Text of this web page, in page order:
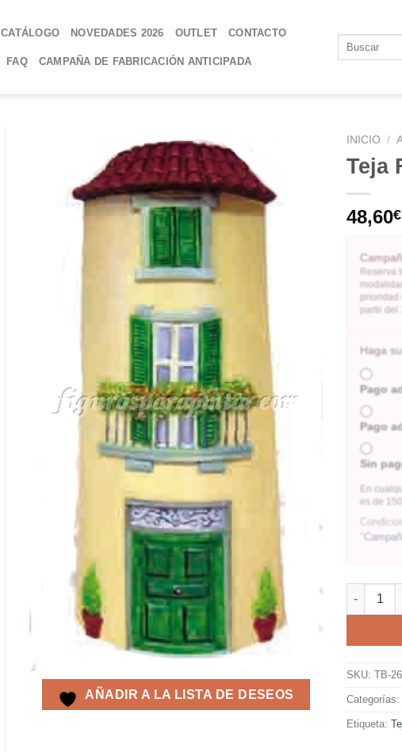
CATÁLOGO NOVEDADES 2026 OUTLET CONTACTO
FAQ CAMPAÑA DE FABRICACIÓN ANTICIPADA
AÑADIR
A LA
LISTA
AÑADIR A LA LISTA DE DESEOS
INICIO /
Teja
48,60€
Reserva
prioridad
partir del
Haga
Pago
Pago
Sin
En
es de
"
SKU:TB-
Categorías:
Etiqueta: